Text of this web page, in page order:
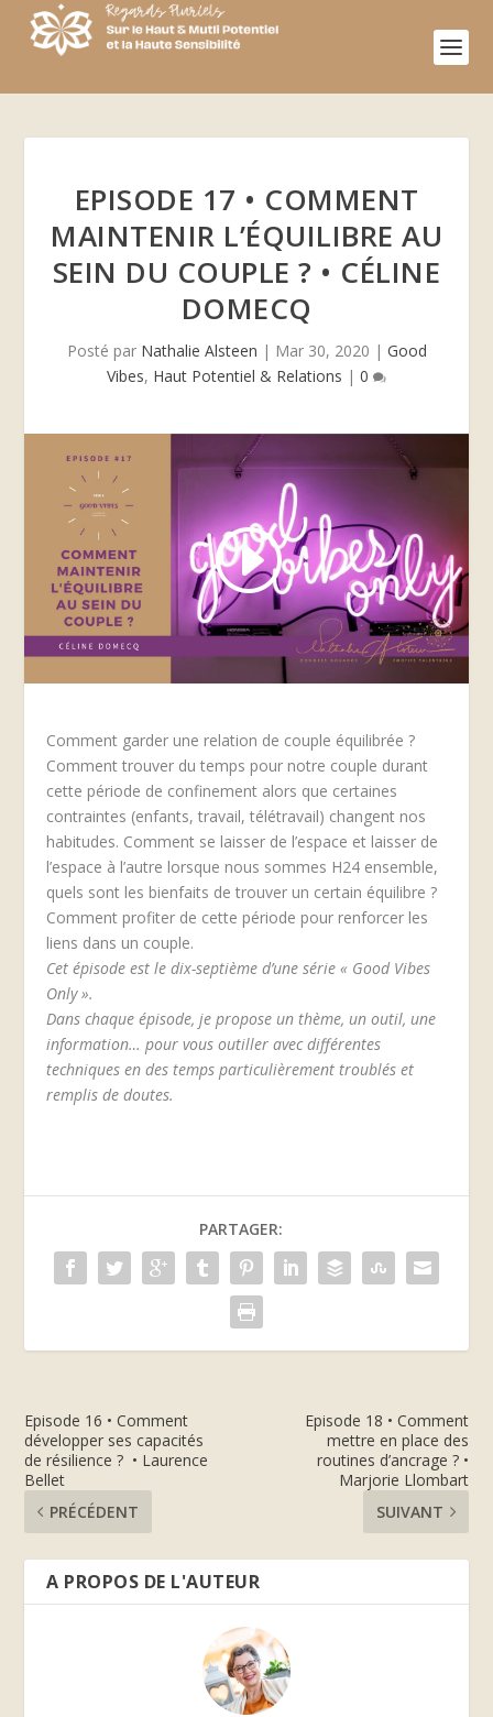
EPISODE 17 • COMMENT
MAINTENIR L’ÉQUILIBRE AU
SEIN DU COUPLE ? • CÉLINE
DOMECQ
Posté par Nathalie Alsteen | Mar 30, 2020 | Good
Vibes, Haut Potentiel & Relations | 0
Comment garder une relation de couple équilibrée ?
Comment trouver du temps pour notre couple durant
cette période de confinement alors que certaines
contraintes (enfants, travail, télétravail) changent nos
habitudes. Comment se laisser de l’espace et laisser de
l’espace à l’autre lorsque nous sommes H24 ensemble,
quels sont les bienfaits de trouver un certain équilibre ?
Comment profiter de cette période pour renforcer les
liens dans un couple.
Cet épisode est le dix-septième d’une série « Good Vibes
Only ».
Dans chaque épisode, je propose un thème, un outil, une
information… pour vous outiller avec différentes
techniques en des temps particulièrement troublés et
remplis de doutes.
PARTAGER:
Episode 16 • Comment
développer ses capacités
de résilience ? • Laurence
Bellet
PRÉCÉDENT
Episode 18 • Comment
mettre en place des
routines d’ancrage ? •
Marjorie Llombart
SUIVANT
A PROPOS DE L'AUTEUR